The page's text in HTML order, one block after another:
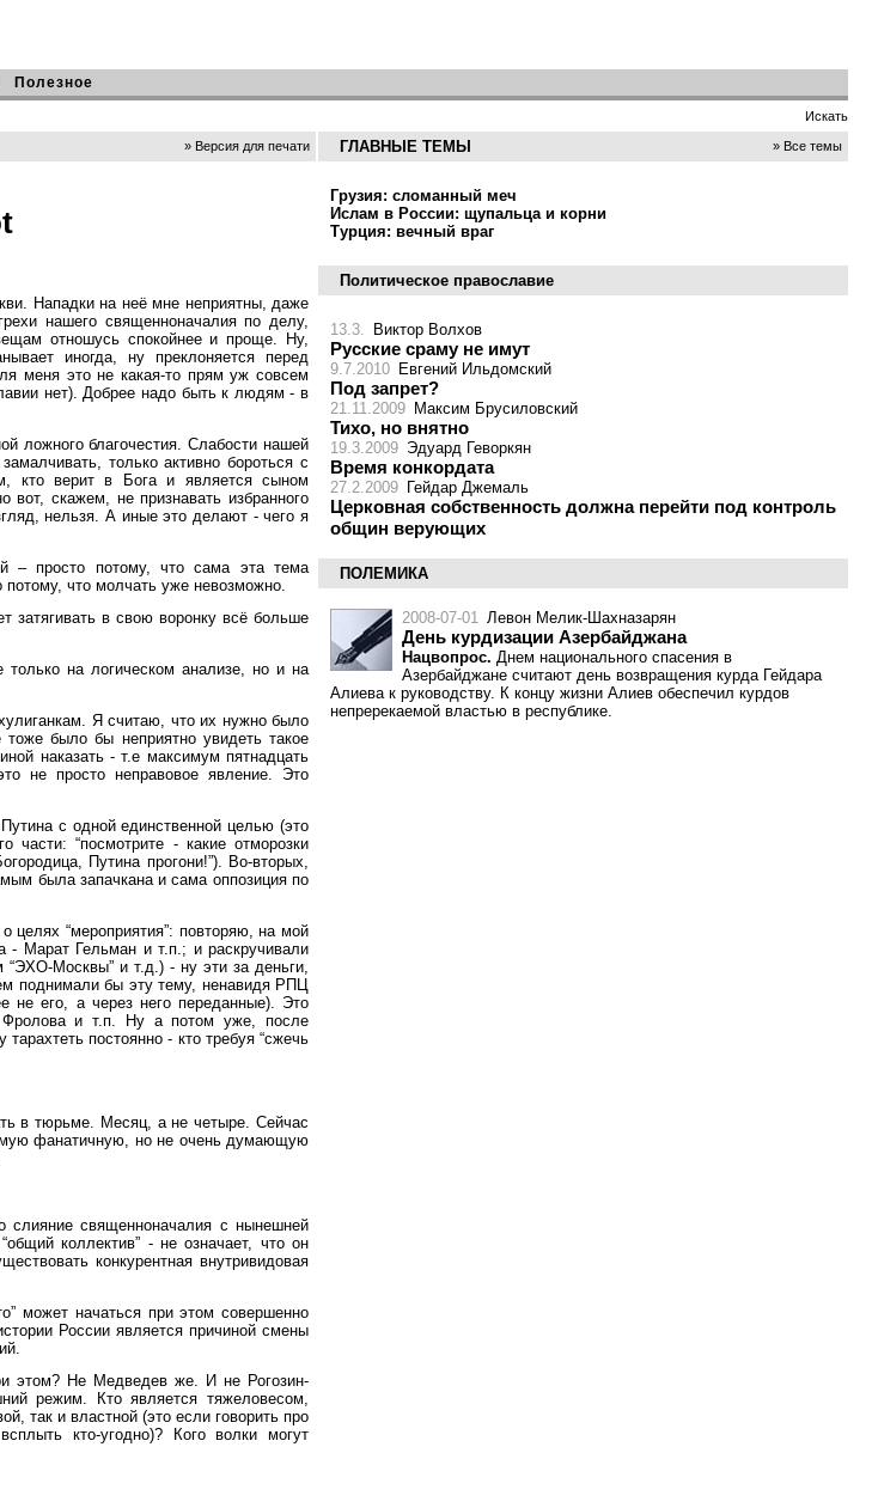
Полезное
Искать
» Версия для печати
Нападки на неё мне неприятны, даже
нашего священноначалия по делу,
отношусь спокойнее и проще. Ну,
иногда, ну преклоняется перед
меня это не какая-то прям уж совсем
нет). Добрее надо быть к людям - в
ложного благочестия. Слабости нашей
только активно бороться с
кто верит в Бога и является сыном
скажем, не признавать избранного
нельзя. А иные это делают - чего я
– просто потому, что сама эта тема
что молчать уже невозможно.
затягивать в свою воронку всё больше
только на логическом анализе, но и на
Я считаю, что их нужно было
было бы неприятно увидеть такое
наказать - т.е максимум пятнадцать
просто неправовое явление. Это
с одной единственной целью (это
“посмотрите - какие отморозки
Путина прогони!”). Во-вторых,
была запачкана и сама оппозиция по
целях “мероприятия”: повторяю, на мой
- Марат Гельман и т.п.; и раскручивали
Москвы” и т.д.) - ну эти за деньги,
поднимали бы эту тему, ненавидя РПЦ
не его, а через него переданные). Это
Фролова и т.п. Ну а потом уже, после
постоянно - кто требуя “сжечь
в тюрьме. Месяц, а не четыре. Сейчас
фанатичную, но не очень думающую
слияние священноначалия с нынешней
коллектив” - не означает, что он
конкурентная внутривидовая
может начаться при этом совершенно
России является причиной смены
этом? Не Медведев же. И не Рогозин-
режим. Кто является тяжеловесом,
так и властной (это если говорить про
кто-угодно)? Кого волки могут
ГЛАВНЫЕ ТЕМЫ » Все темы
Грузия: сломанный меч
Ислам в России: щупальца и корни
Турция: вечный враг
Политическое православие
13.3. Виктор Волхов
Русские сраму не имут
9.7.2010 Евгений Ильдомский
Под запрет?
21.11.2009 Максим Брусиловский
Тихо, но внятно
19.3.2009 Эдуард Геворкян
Время конкордата
27.2.2009 Гейдар Джемаль
Церковная собственность должна перейти под контроль
общин верующих
ПОЛЕМИКА
2008-07-01 Левон Мелик-Шахназарян
День курдизации Азербайджана
Нацвопрос. Днем национального спасения в
Азербайджане считают день возвращения курда Гейдара
Алиева к руководству. К концу жизни Алиев обеспечил курдов
непререкаемой властью в республике.